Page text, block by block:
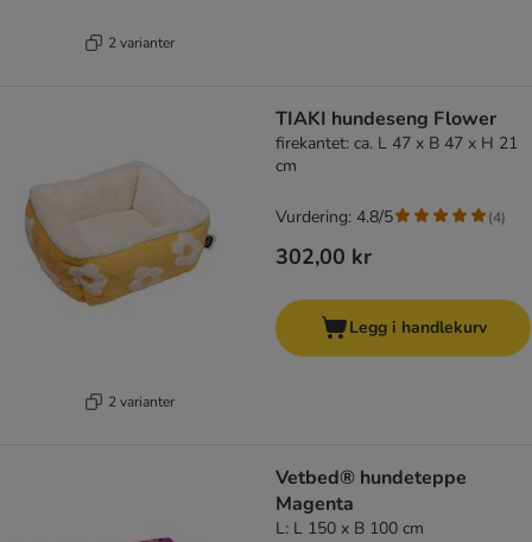
2 varianter
2 varianter
TIAKI hundeseng Flower
firekantet: ca. L 47 x B 47 x H 21
cm
302,00 kr
Vurdering: 4.8/5 (4)
Legg i handlekurv
Vetbed® hundeteppe
Magenta
L: L 150 x B 100 cm